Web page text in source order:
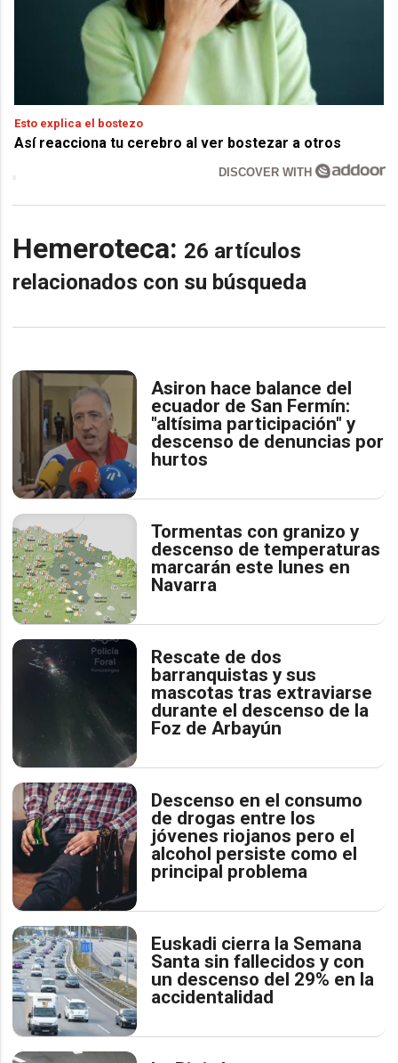
Esto explica el bostezo
Así reacciona tu cerebro al ver bostezar a otros
DISCOVER WITH
Hemeroteca: 26 artículos
relacionados con su búsqueda
Asiron hace balance del
ecuador de San Fermín:
"altísima participación" y
descenso de denuncias por
hurtos
Tormentas con granizo y
descenso de temperaturas
marcarán este lunes en
Navarra
Rescate de dos
barranquistas y sus
mascotas tras extraviarse
durante el descenso de la
Foz de Arbayún
Descenso en el consumo
de drogas entre los
jóvenes riojanos pero el
alcohol persiste como el
principal problema
Euskadi cierra la Semana
Santa sin fallecidos y con
un descenso del 29% en la
accidentalidad